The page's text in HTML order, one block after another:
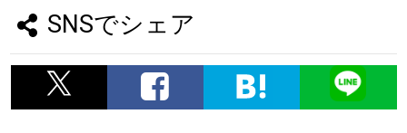
SNSでシェア